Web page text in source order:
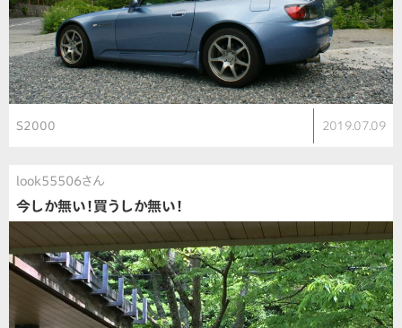
S2000 2019.07.09
look55506さん
今しか無い！買うしか無い！